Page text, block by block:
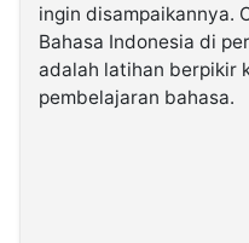
ingin disampaikannya.
Bahasa Indonesia di
adalah latihan berpikir
pembelajaran bahasa.